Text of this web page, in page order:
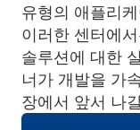
유형의 애플리
이러한 센터에
솔루션에 대한
너가 개발을 가
장에서 앞서 나